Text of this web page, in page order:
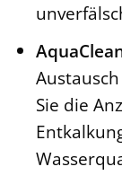
Sie die